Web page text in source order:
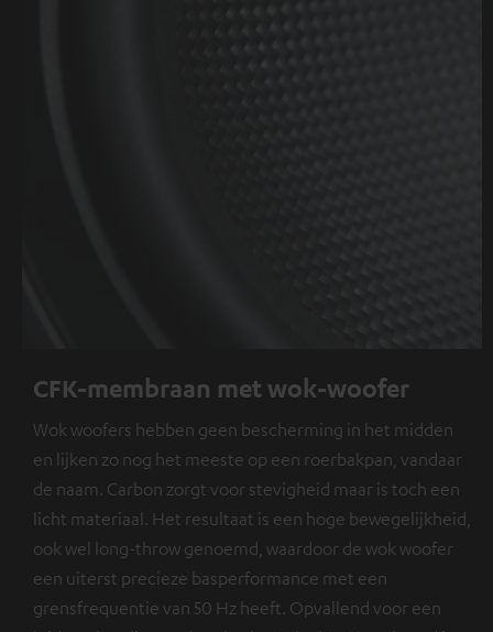
CFK-membraan met wok-woofer
Wok woofers hebben geen bescherming in het midden
en lijken zo nog het meeste op een roerbakpan, vandaar
de naam. Carbon zorgt voor stevigheid maar is toch een
licht materiaal. Het resultaat is een hoge bewegelijkheid,
ook wel long-throw genoemd, waardoor de wok woofer
een uiterst precieze basperformance met een
grensfrequentie van 50 Hz heeft. Opvallend voor een